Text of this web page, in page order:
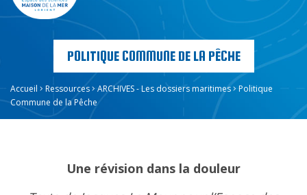
POLITIQUE COMMUNE DE LA PÊCHE
Accueil Ressources ARCHIVES - Les dossiers maritimes
Politique
Commune de la Pêche
Une révision dans la douleur